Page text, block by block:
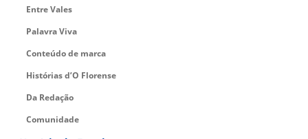
Entre Vales
Palavra Viva
Conteúdo de marca
Histórias d’O Florense
Da Redação
Comunidade